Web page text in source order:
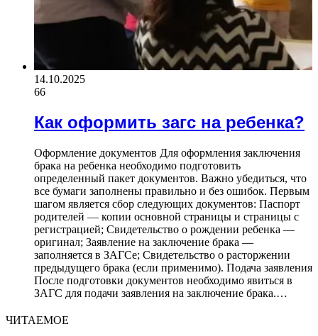
14.10.2025
66
Как оформить загс на ребенка?
Оформление документов Для оформления заключения
брака на ребенка необходимо подготовить
определенный пакет документов. Важно убедиться, что
все бумаги заполнены правильно и без ошибок. Первым
шагом является сбор следующих документов: Паспорт
родителей — копии основной страницы и страницы с
регистрацией; Свидетельство о рождении ребенка —
оригинал; Заявление на заключение брака —
заполняется в ЗАГСе; Свидетельство о расторжении
предыдущего брака (если применимо). Подача заявления
После подготовки документов необходимо явиться в
ЗАГС для подачи заявления на заключение брака.…
ЧИТАЕМОЕ